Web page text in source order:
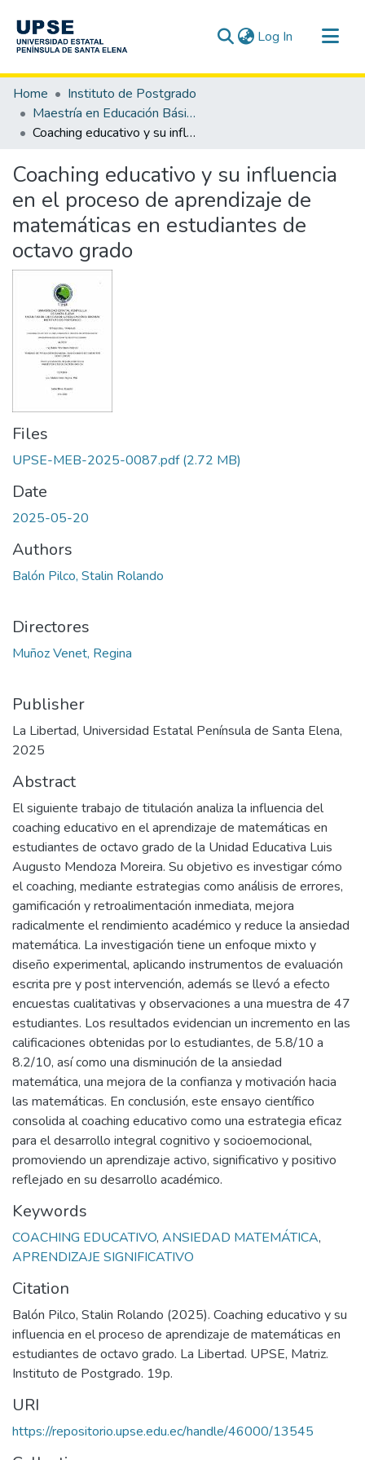
Log In (current)
Communities & Collections
All of DSpace
Statistics
Home
Instituto de Postgrado
Maestría en Educación Básica
Coaching educativo y su influencia en el proceso de aprendizaje de matemáticas en estudiantes de octavo grado
Coaching educativo y su influencia
en el proceso de aprendizaje de
matemáticas en estudiantes de
octavo grado
Files
UPSE-MEB-2025-0087.pdf(2.72 MB)
Date
2025-05-20
Authors
Balón Pilco, Stalin Rolando
Directores
Muñoz Venet, Regina
Publisher
La Libertad, Universidad Estatal Península de Santa Elena,
2025
Abstract
El siguiente trabajo de titulación analiza la influencia del
coaching educativo en el aprendizaje de matemáticas en
estudiantes de octavo grado de la Unidad Educativa Luis
Augusto Mendoza Moreira. Su objetivo es investigar cómo
el coaching, mediante estrategias como análisis de errores,
gamificación y retroalimentación inmediata, mejora
radicalmente el rendimiento académico y reduce la ansiedad
matemática. La investigación tiene un enfoque mixto y
diseño experimental, aplicando instrumentos de evaluación
escrita pre y post intervención, además se llevó a efecto
encuestas cualitativas y observaciones a una muestra de 47
estudiantes. Los resultados evidencian un incremento en las
calificaciones obtenidas por lo estudiantes, de 5.8/10 a
8.2/10, así como una disminución de la ansiedad
matemática, una mejora de la confianza y motivación hacia
las matemáticas. En conclusión, este ensayo científico
consolida al coaching educativo como una estrategia eficaz
para el desarrollo integral cognitivo y socioemocional,
promoviendo un aprendizaje activo, significativo y positivo
reflejado en su desarrollo académico.
Keywords
COACHING EDUCATIVO, ANSIEDAD MATEMÁTICA,
APRENDIZAJE SIGNIFICATIVO
Citation
Balón Pilco, Stalin Rolando (2025). Coaching educativo y su
influencia en el proceso de aprendizaje de matemáticas en
estudiantes de octavo grado. La Libertad. UPSE, Matriz.
Instituto de Postgrado. 19p.
URI
https://repositorio.upse.edu.ec/handle/46000/13545